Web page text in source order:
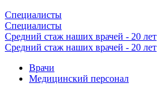
Специалисты
Специалисты
Средний стаж наших врачей - 20 лет
Средний стаж наших врачей - 20 лет
Врачи
Медицинский персонал